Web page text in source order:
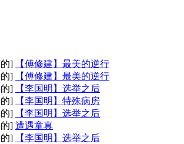
]
【傅修建】最美的逆行
]
【傅修建】最美的逆行
]
【李国明】选举之后
]
【李国明】特殊病房
]
【李国明】选举之后
] 遭遇童真
]
【李国明】选举之后